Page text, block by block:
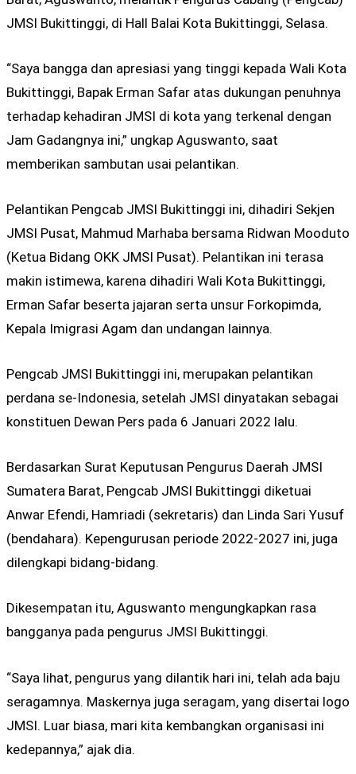
JMSI Bukittinggi, di Hall Balai Kota Bukittinggi, Selasa.
“Saya bangga dan apresiasi yang tinggi kepada Wali Kota
Bukittinggi, Bapak Erman Safar atas dukungan penuhnya
terhadap kehadiran JMSI di kota yang terkenal dengan
Jam Gadangnya ini,” ungkap Aguswanto, saat
memberikan sambutan usai pelantikan.
Pelantikan Pengcab JMSI Bukittinggi ini, dihadiri Sekjen
JMSI Pusat, Mahmud Marhaba bersama Ridwan Mooduto
(Ketua Bidang OKK JMSI Pusat). Pelantikan ini terasa
makin istimewa, karena dihadiri Wali Kota Bukittinggi,
Erman Safar beserta jajaran serta unsur Forkopimda,
Kepala Imigrasi Agam dan undangan lainnya.
Pengcab JMSI Bukittinggi ini, merupakan pelantikan
perdana se-Indonesia, setelah JMSI dinyatakan sebagai
konstituen Dewan Pers pada 6 Januari 2022 lalu.
Berdasarkan Surat Keputusan Pengurus Daerah JMSI
Sumatera Barat, Pengcab JMSI Bukittinggi diketuai
Anwar Efendi, Hamriadi (sekretaris) dan Linda Sari Yusuf
(bendahara). Kepengurusan periode 2022-2027 ini, juga
dilengkapi bidang-bidang.
Dikesempatan itu, Aguswanto mengungkapkan rasa
bangganya pada pengurus JMSI Bukittinggi.
“Saya lihat, pengurus yang dilantik hari ini, telah ada baju
seragamnya. Maskernya juga seragam, yang disertai logo
JMSI. Luar biasa, mari kita kembangkan organisasi ini
kedepannya,” ajak dia.